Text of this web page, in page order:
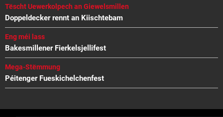
Tëscht Uewerkolpech an Giewelsmillen
Doppeldecker rennt an Kiischtebam
Eng méi lass
Bakesmillener Fierkelsjellifest
Mega-Stëmmung
Péitenger Fueskichelchenfest